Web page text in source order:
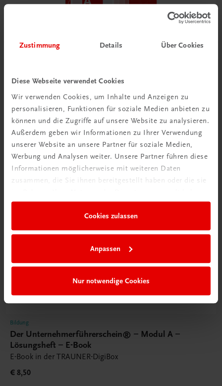
Zustimmung Details Über Cookies
Diese Webseite verwendet Cookies
Wir verwenden Cookies, um Inhalte und Anzeigen zu
personalisieren, Funktionen für soziale Medien anbieten zu
können und die Zugriffe auf unsere Website zu analysieren.
Außerdem geben wir Informationen zu Ihrer Verwendung
unserer Website an unsere Partner für soziale Medien,
Werbung und Analysen weiter. Unsere Partner führen diese
Informationen möglicherweise mit weiteren Daten
zusammen, die Sie ihnen bereitgestellt haben oder die sie
Cookies zulassen
Anpassen
Nur notwendige Cookies
E-Book in der TRAUNER-DigiBox
TRAUNER-DigiBox
€ 15,47
Bildung
Der Unternehmerführerschein® – Modul A –
Lösungsheft – E-Book
E-Book in der TRAUNER-DigiBox
€ 8,50